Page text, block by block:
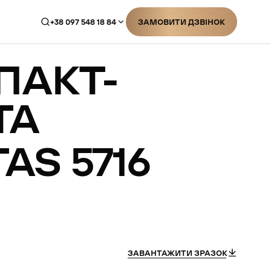
+38 097 548 18 84 ЗАМОВИТИ ДЗВІНОК
5716
ЗАВАНТАЖИТИ ЗРАЗОК